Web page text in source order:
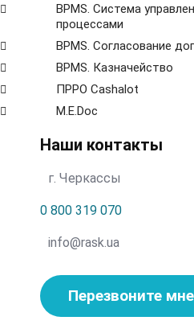
ВРМS. Система
процессами
BPMS. Согласование
BPМS. Казначейство
ПРРО Cashalot
M.E.Doc
Наши контакты
г. Черкассы
0 800 319 070
info@rask.ua
Перезвоните мне